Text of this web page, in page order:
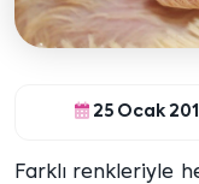
25 Ocak
Farklı renkleriyle